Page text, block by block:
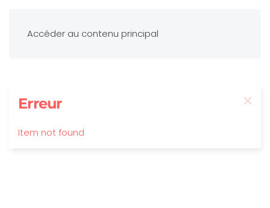
Accéder au contenu principal
Erreur
Item not found